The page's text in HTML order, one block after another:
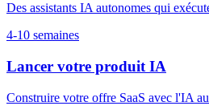
Des assistants IA autonomes qui
4-10 semaines
Lancer votre produit IA
Construire votre offre SaaS avec l'IA